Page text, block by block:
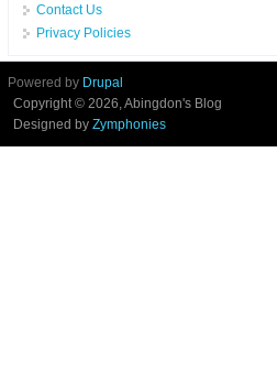
Contact Us
Privacy Policies
Powered by Drupal
Copyright © 2026, Abingdon's Blog
Designed by Zymphonies